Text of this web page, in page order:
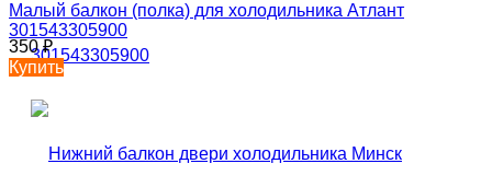
Малый балкон (полка) для холодильника Атлант
301543305900
350₽
Купить